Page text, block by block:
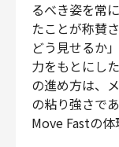
るべき姿を常
たことが称賛
どう見せるか
力をもとにし
の進め方は、
の粘り強さで
Move Fastの体